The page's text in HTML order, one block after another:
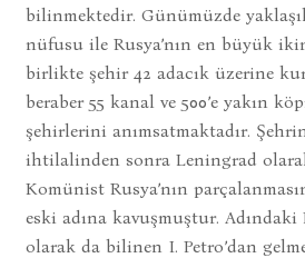
bilinmektedir. Günümüzde
nüfusu ile Rusya’nın en büyük
birlikte şehir 42 adacık üzerine
beraber 55 kanal ve 500’e yakın
şehirlerini anımsatmaktadır.
ihtilalinden sonra Leningrad
Komünist Rusya’nın
eski adına kavuşmuştur. Adındaki
olarak da bilinen I. Petro’dan